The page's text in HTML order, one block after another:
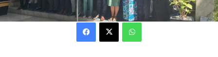
Facebook X WhatsApp